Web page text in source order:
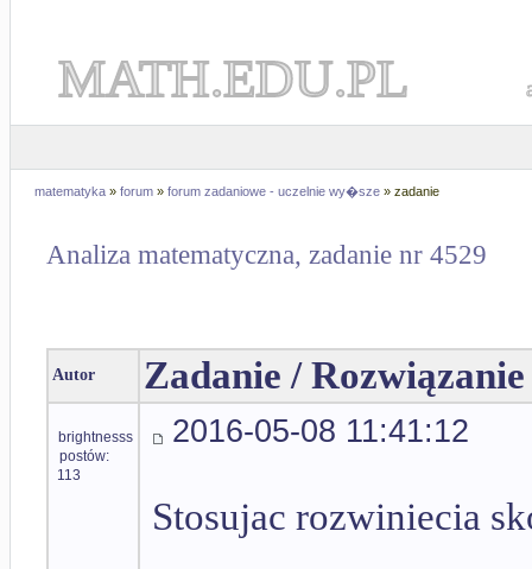
MATH.EDU.PL
matematyka » forum » forum zadaniowe - uczelnie wy�sze » zadanie
Analiza matematyczna, zadanie nr 4529
Autor Zadanie / Rozwiązanie
brightnesss
postów:
113
2016-05-08 11:41:12
Stosujac rozwiniecia